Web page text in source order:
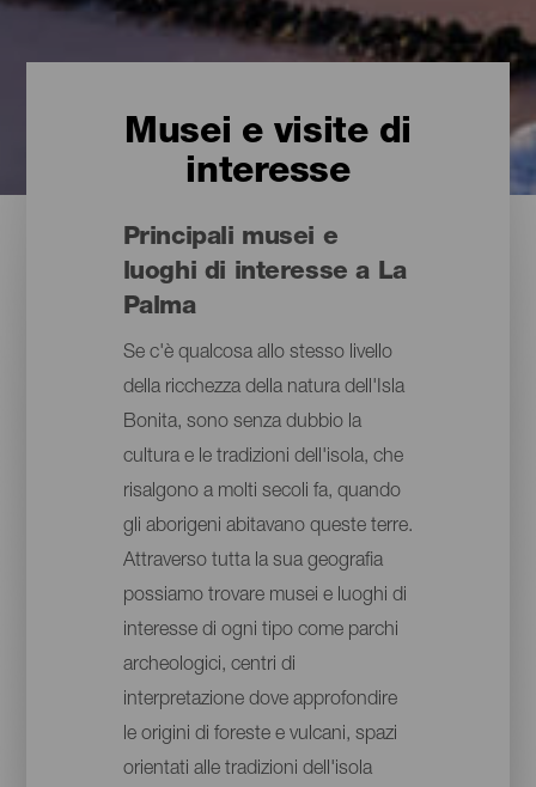
Musei e visite di
interesse
Principali musei e
luoghi di interesse a La
Palma
Se c'è qualcosa allo stesso livello
della ricchezza della natura dell'Isla
Bonita, sono senza dubbio la
cultura e le tradizioni dell'isola, che
risalgono a molti secoli fa, quando
gli aborigeni abitavano queste terre.
Attraverso tutta la sua geografia
possiamo trovare musei e luoghi di
interesse di ogni tipo come parchi
archeologici, centri di
interpretazione dove approfondire
le origini di foreste e vulcani, spazi
orientati alle tradizioni dell'isola